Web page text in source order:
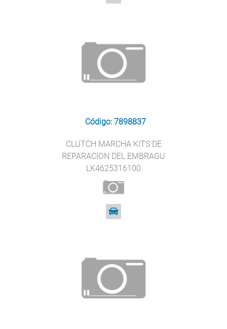
Código: 7898837
CLUTCH MARCHA KITS DE
REPARACION DEL EMBRAGU
LK4625316100